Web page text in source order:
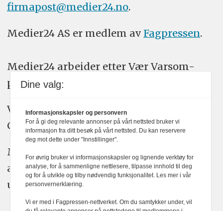
firmapost@medier24.no.
Medier24 AS er medlem av Fagpressen.
Medier24 arbeider etter Vær Varsom-
plakatens regler for god presseskikk.
Vi bruker KI-verktøy som ChatGPT,
Claude, og Gemini i journalistikken vår.
Medier24s redaksjon har alltid det fulle
ansvar for publisert innhold, med eller
uten bruk av kunstig intelligens.
Dine valg:
Informasjonskapsler og personvern
For å gi deg relevante annonser på vårt nettsted bruker vi
informasjon fra ditt besøk på vårt nettsted. Du kan reservere
deg mot dette under "Innstillinger".
For øvrig bruker vi informasjonskapsler og lignende verktøy for
analyse, for å sammenligne nettlesere, tilpasse innhold til deg
og for å utvikle og tilby nødvendig funksjonalitet. Les mer i vår
personvernerklæring.
Vi er med i Fagpressen-nettverket. Om du samtykker under, vil